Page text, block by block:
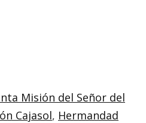
Misión del Señor del
Cajasol, Hermandad